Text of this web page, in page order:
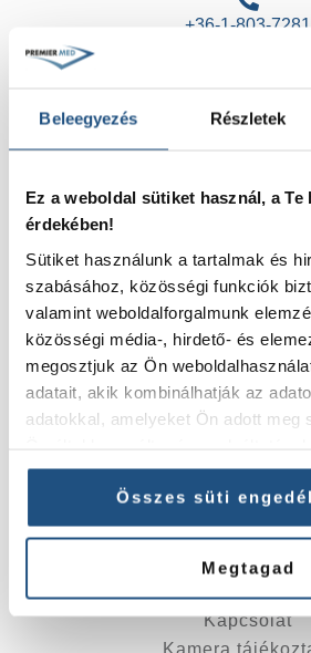
Beleegyezés Részletek
Ez a weboldal sütiket használ, a
érdekében!
Sütiket használunk a tartalmak és
szabásához, közösségi funkciók
valamint weboldalforgalmunk
közösségi média-, hirdető- és
megosztjuk az Ön
adatait, akik kombinálhatják az
adatokkal, amelyeket Ön adott meg
Összes süti
Megtagad
+36-1-803-7281
Mióma RFA
Mióma
Pajzsmirigy rák
Máj
ÁSZF Premier Med
ÁSZF Premier Med
Tájékoztató a
Kapcsolat
Kamera